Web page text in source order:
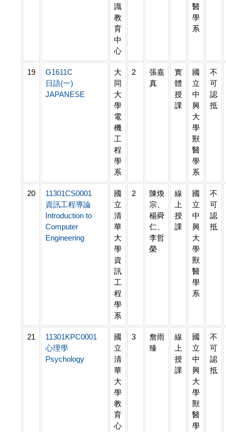
識
教
育
中
心
醫
學
系
19
G1611C
日語(一)
JAPANESE
大
同
大
學
電
機
工
程
學
系
2
張嘉
真
實
體
授
課
國
立
中
興
大
學
獸
醫
學
系
不
可
認
抵
20
11301CS0001
資訊工程導論
Introduction to
Computer
Engineering
國
立
清
華
大
學
資
訊
工
程
學
系
2
陳煥
宗、
楊舜
仁、
李哲
榮
線
上
授
課
國
立
中
興
大
學
獸
醫
學
系
不
可
認
抵
21
11301KPC0001
心理學
Psychology
國
立
清
華
大
學
教
育
心
3
詹雨
臻
線
上
授
課
國
立
中
興
大
學
獸
醫
學
不
可
認
抵